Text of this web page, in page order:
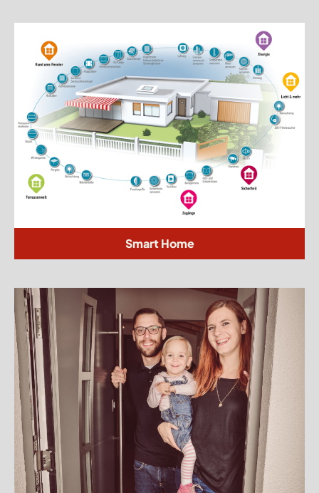
Smart Home